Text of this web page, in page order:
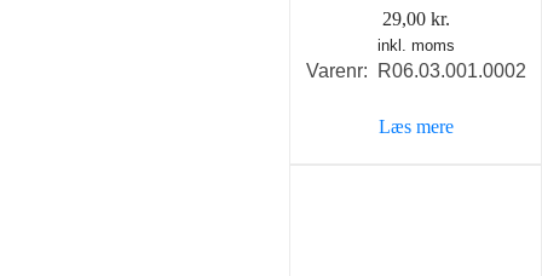
29,00 kr.
inkl. moms
Varenr: R06.03.001.0002
Læs mere